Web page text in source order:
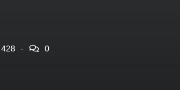
428 0